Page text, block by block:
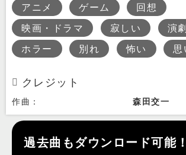
アニメ
ゲーム
回想
映画・ドラマ
寂しい
演劇
ホラー
別れ 怖い 思
クレジット
作曲： 森田交一
過去曲もダウンロード可能